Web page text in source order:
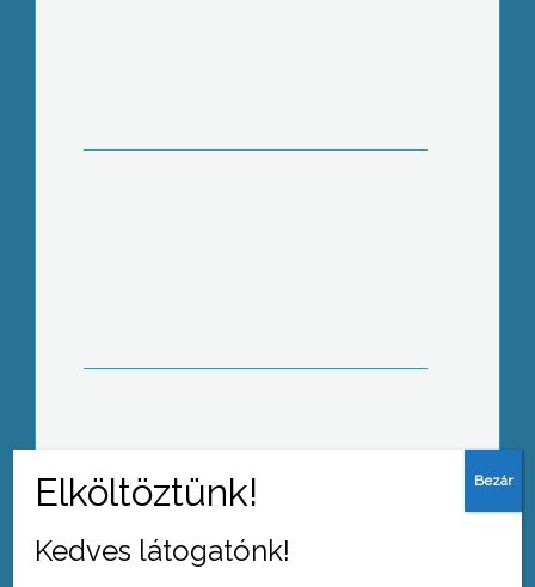
Hobbi kiállítás
Kedves látogatónk!